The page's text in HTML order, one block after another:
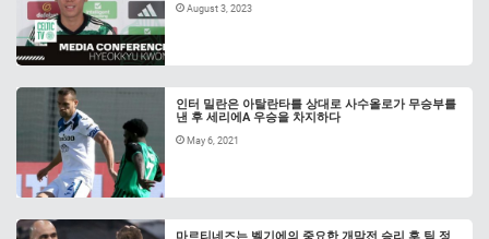
August 3, 2023
인터 밀란은 아탈란타를 상대로 사수올로가 무승부를
낸 후 세리에A 우승을 차지하다
May 6, 2021